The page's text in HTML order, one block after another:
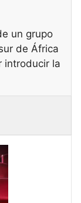
un grupo
de África
introducir la